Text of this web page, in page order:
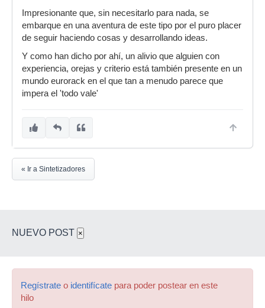
Impresionante que, sin necesitarlo para nada, se
embarque en una aventura de este tipo por el puro placer
de seguir haciendo cosas y desarrollando ideas.
Y como han dicho por ahí, un alivio que alguien con
experiencia, orejas y criterio está también presente en un
mundo eurorack en el que tan a menudo parece que
impera el 'todo vale'
« Ir a Sintetizadores
NUEVO POST ×
Regístrate o identifícate para poder postear en este
hilo